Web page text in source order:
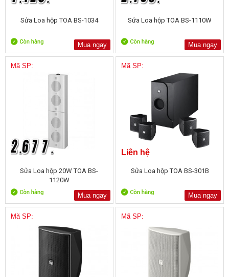
Sửa Loa hộp TOA BS-1034
Mua ngay
Sửa Loa hộp TOA BS-1110W
Mua ngay
Mã SP:
Sửa Loa hộp 20W TOA BS-
1120W
Mua ngay
Mã SP:
Liên hệ
Sửa Loa hộp TOA BS-301B
Mua ngay
Mã SP: Mã SP: